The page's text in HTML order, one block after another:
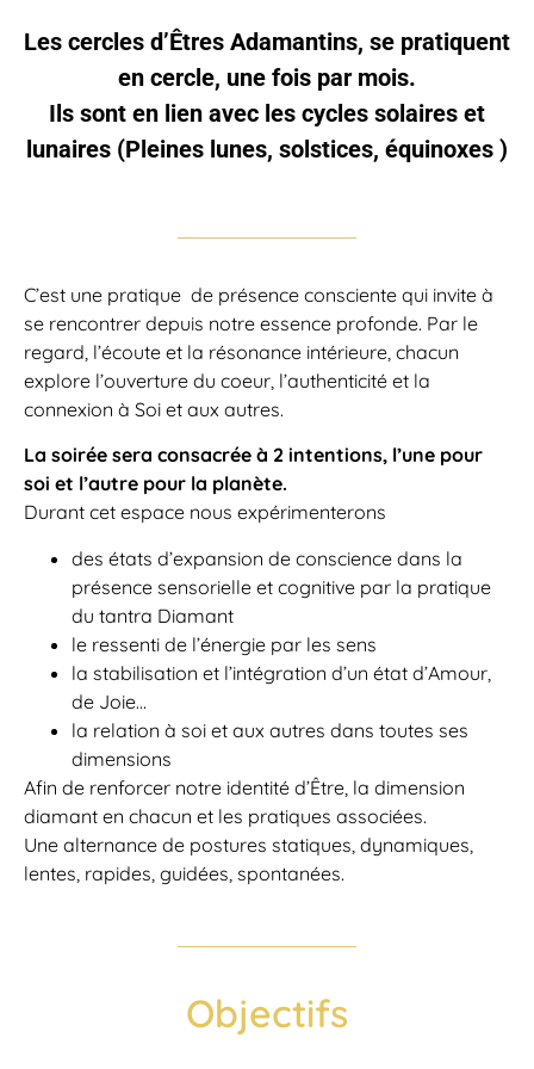
Les cercles d’Êtres Adamantins, se pratiquent
en cercle, une fois par mois.
Ils sont en lien avec les cycles solaires et
lunaires (Pleines lunes, solstices, équinoxes )
C’est une pratique de présence consciente qui invite à
se rencontrer depuis notre essence profonde. Par le
regard, l’écoute et la résonance intérieure, chacun
explore l’ouverture du coeur, l’authenticité et la
connexion à Soi et aux autres.
La soirée sera consacrée à 2 intentions, l’une pour
soi et l’autre pour la planète.
Durant cet espace nous expérimenterons
des états d’expansion de conscience dans la
présence sensorielle et cognitive par la pratique
du tantra Diamant
le ressenti de l’énergie par les sens
la stabilisation et l’intégration d’un état d’Amour,
de Joie…
la relation à soi et aux autres dans toutes ses
dimensions
Afin de renforcer notre identité d’Être, la dimension
diamant en chacun et les pratiques associées.
Une alternance de postures statiques, dynamiques,
lentes, rapides, guidées, spontanées.
Objectifs